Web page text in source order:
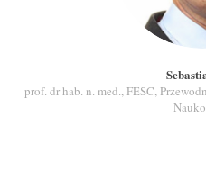
prof. dr hab. n. med., FESC,